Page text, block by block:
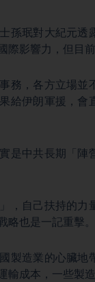
孫珉對大紀元
影響力，但目前
務，各方立場
給伊朗軍援，
是中共長期「
，自己扶持的
略也是一記重擊。
製造業的心臟
輸成本，一些製